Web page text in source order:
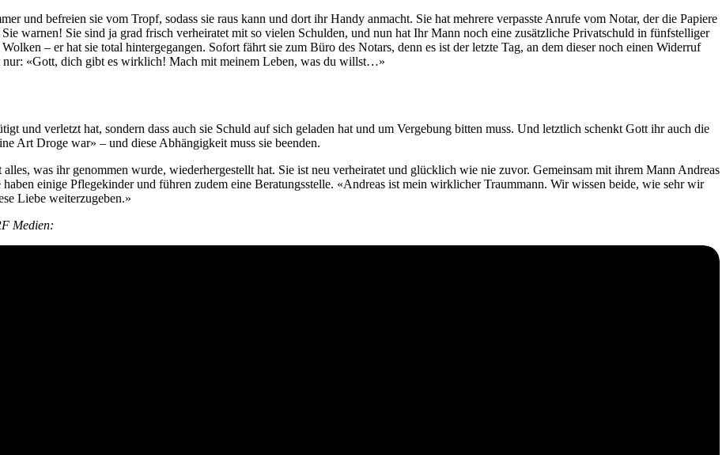
und befreien sie vom Tropf, sodass sie raus kann und dort ihr Handy anmacht. Sie hat mehrere verpasste Anrufe vom Notar, der die Papiere
warnen! Sie sind ja grad frisch verheiratet mit so vielen Schulden, und nun hat Ihr Mann noch eine zusätzliche Privatschuld in fünfstelliger
– er hat sie total hintergegangen. Sofort fährt sie zum Büro des Notars, denn es ist der letzte Tag, an dem dieser noch einen Widerruf
«Gott, dich gibt es wirklich! Mach mit meinem Leben, was du willst…»
und verletzt hat, sondern dass auch sie Schuld auf sich geladen hat und um Vergebung bitten muss. Und letztlich schenkt Gott ihr auch die
Art Droge war» – und diese Abhängigkeit muss sie beenden.
was ihr genommen wurde, wiederhergestellt hat. Sie ist neu verheiratet und glücklich wie nie zuvor. Gemeinsam mit ihrem Mann Andreas
einige Pflegekinder und führen zudem eine Beratungsstelle. «Andreas ist mein wirklicher Traummann. Wir wissen beide, wie sehr wir
Liebe weiterzugeben.»
Medien: